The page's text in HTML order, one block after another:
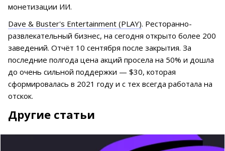
монетизации ИИ.
Dave & Buster's Entertainment (PLAY). Ресторанно-
развлекательный бизнес, на сегодня открыто более 200
заведений. Отчёт 10 сентября после закрытия. За
последние полгода цена акций просела на 50% и дошла
до очень сильной поддержки — $30, которая
сформировалась в 2021 году и с тех всегда работала на
отскок.
Другие статьи